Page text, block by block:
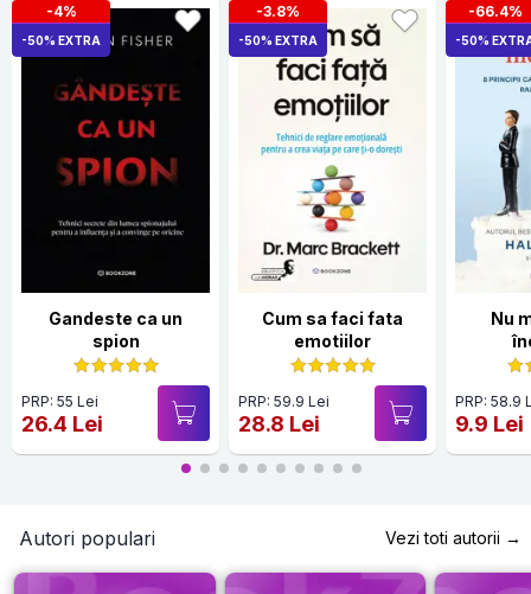
-4%
-50% EXTRA
Gandeste ca un
spion
PRP: 55 Lei
26.4 Lei
-3.8%
-50% EXTRA
Cum sa faci fata
emotiilor
PRP: 59.9 Lei
28.8 Lei
-66.4%
-50%
Nu
PRP: 58.9
9.9 Lei
Autori populari Vezi toti autorii →